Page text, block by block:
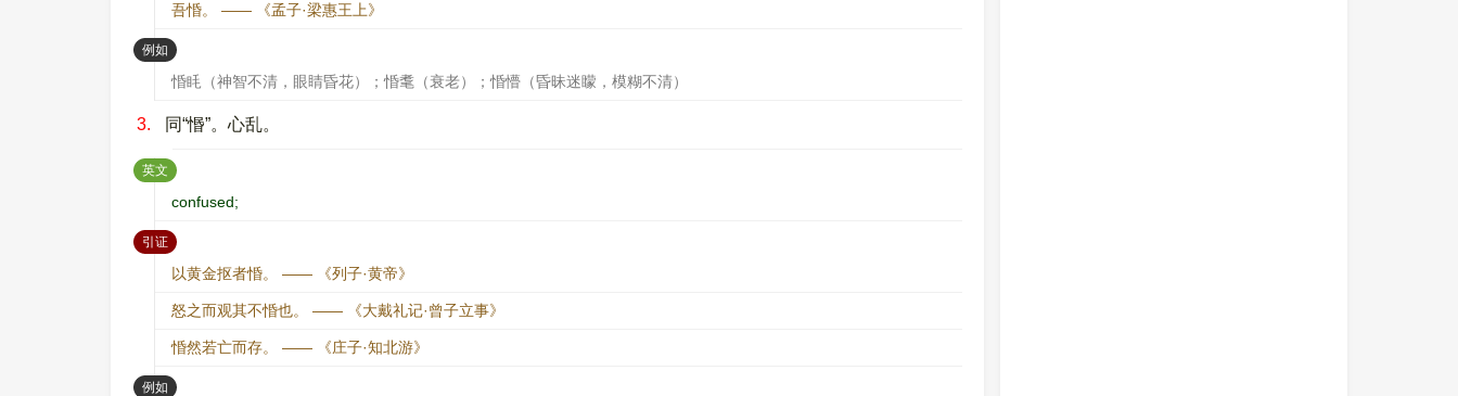
吾惛。 —— 《孟子·梁惠王上》
例如 ：
惛眊（神智不清，眼睛昏花）；惛耄（衰老）；惛懵（昏昧迷矇，模糊不清）
3. 同“惽”。心乱。
英文 ：
confused;
引证：
以黄金抠者惛。 —— 《列子·黄帝》
怒之而观其不惛也。 —— 《大戴礼记·曾子立事》
惛然若亡而存。 —— 《庄子·知北游》
例如 ：